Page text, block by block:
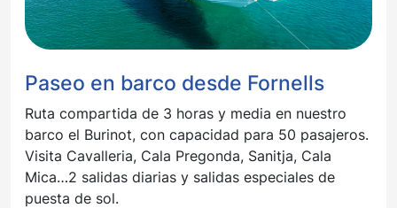
Paseo en barco desde Fornells
Ruta compartida de 3 horas y media en nuestro
barco el Burinot, con capacidad para 50 pasajeros.
Visita Cavalleria, Cala Pregonda, Sanitja, Cala
Mica…2 salidas diarias y salidas especiales de
puesta de sol.